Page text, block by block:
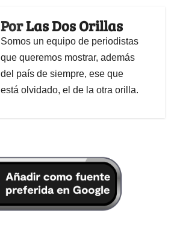
PorLas Dos Orillas
Somos un equipo de periodistas
que queremos mostrar, además
del país de siempre, ese que
está olvidado, el de la otra orilla.